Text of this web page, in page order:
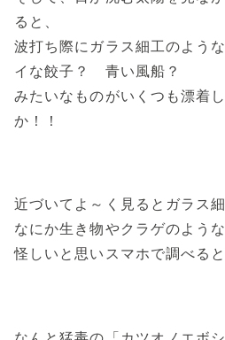
ると、
波打ち際にガラス細工のよう
イな餃子？ 青い風船？
みたいなものがいくつも漂着
か！！
近づいてよ～く見るとガラス
なにか生き物やクラゲのよう
怪しいと思いスマホで調べる